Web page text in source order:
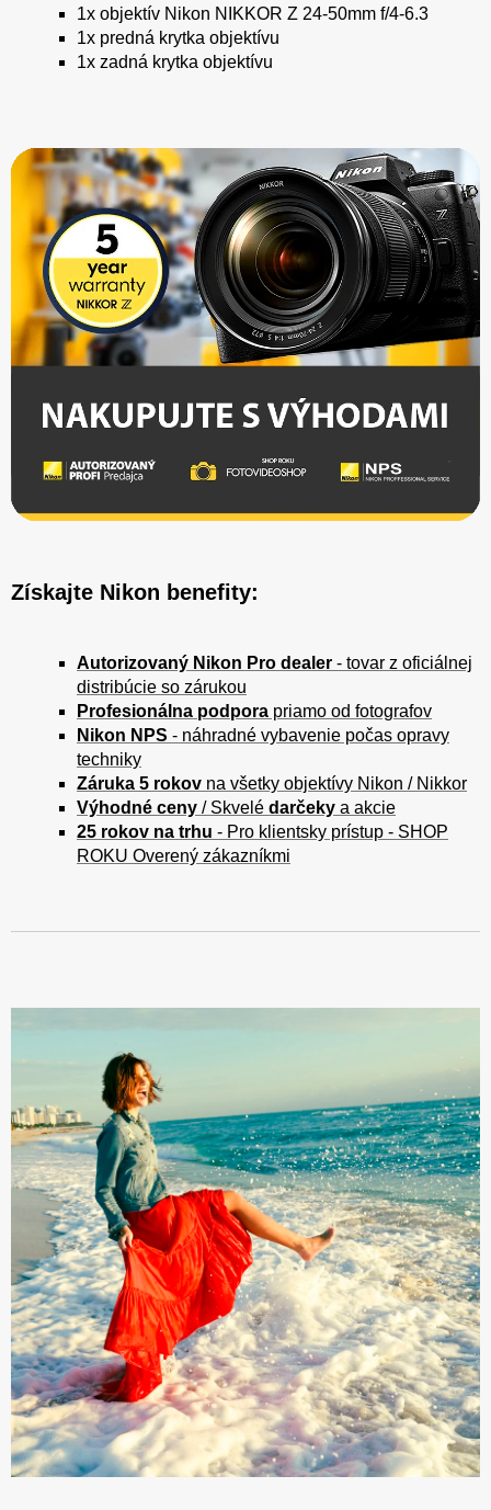
1x objektív Nikon NIKKOR Z 24-50mm f/4-6.3
1x predná krytka objektívu
1x zadná krytka objektívu
Získajte Nikon benefity:
Autorizovaný Nikon Pro dealer - tovar z oficiálnej
distribúcie so zárukou
Profesionálna podpora priamo od fotografov
Nikon NPS - náhradné vybavenie počas opravy
techniky
Záruka 5 rokov na všetky objektívy Nikon / Nikkor
Výhodné ceny / Skvelé darčeky a akcie
25 rokov na trhu - Pro klientsky prístup - SHOP
ROKU Overený zákazníkmi